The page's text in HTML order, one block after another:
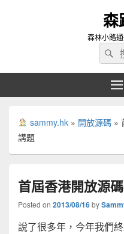
森
森林小路
for:
sammy.hk» 開放源碼»
講題
首屆香港開放源
Posted on 2013/08/16by
說了很多年，今年我們